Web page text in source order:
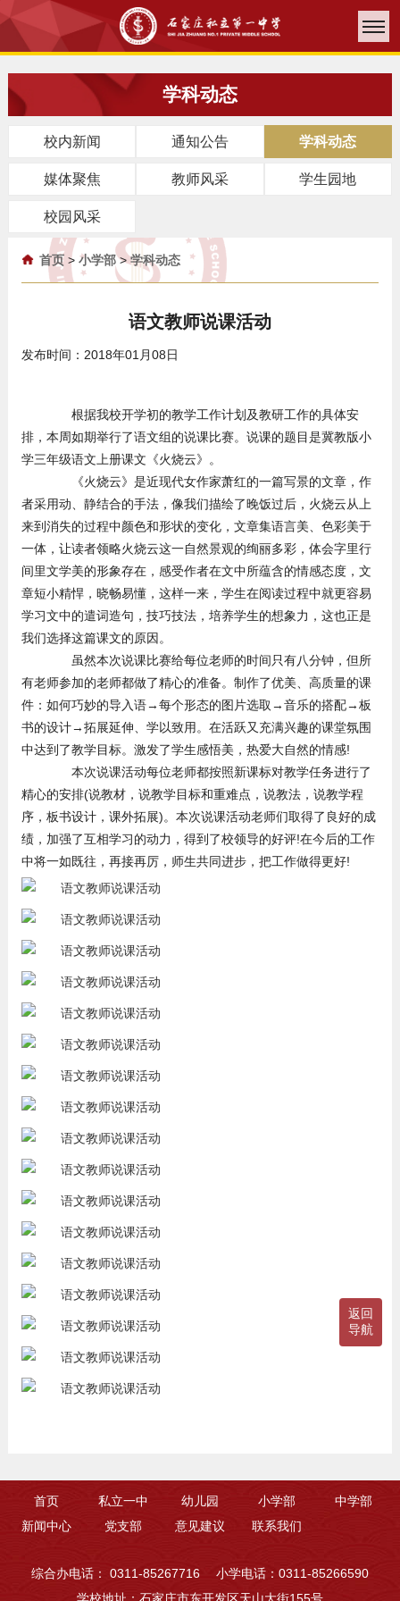
返回
导航
学科动态
校内新闻 通知公告 学科动态
媒体聚焦 教师风采 学生园地
校园风采
首页> 小学部>学科动态
语文教师说课活动
发布时间：2018年01月08日
根据我校开学初的教学工作计划及教研工作的具体安
排，本周如期举行了语文组的说课比赛。说课的题目是冀教版小
学三年级语文上册课文《火烧云》。
《火烧云》是近现代女作家萧红的一篇写景的文章，作
者采用动、静结合的手法，像我们描绘了晚饭过后，火烧云从上
来到消失的过程中颜色和形状的变化，文章集语言美、色彩美于
一体，让读者领略火烧云这一自然景观的绚丽多彩，体会字里行
间里文学美的形象存在，感受作者在文中所蕴含的情感态度，文
章短小精悍，晓畅易懂，这样一来，学生在阅读过程中就更容易
学习文中的遣词造句，技巧技法，培养学生的想象力，这也正是
我们选择这篇课文的原因。
虽然本次说课比赛给每位老师的时间只有八分钟，但所
有老师参加的老师都做了精心的准备。制作了优美、高质量的课
件：如何巧妙的导入语→每个形态的图片选取→音乐的搭配→板
书的设计→拓展延伸、学以致用。在活跃又充满兴趣的课堂氛围
中达到了教学目标。激发了学生感悟美，热爱大自然的情感!
本次说课活动每位老师都按照新课标对教学任务进行了
精心的安排(说教材，说教学目标和重难点，说教法，说教学程
序，板书设计，课外拓展)。本次说课活动老师们取得了良好的成
绩，加强了互相学习的动力，得到了校领导的好评!在今后的工作
中将一如既往，再接再厉，师生共同进步，把工作做得更好!
首页 私立一中 幼儿园 小学部
中学部
新闻中心
党支部 意见建议 联系我们
综合办电话： 0311-85267716
小学电话：0311-85266590
学校地址：石家庄市东开发区天山大街155号